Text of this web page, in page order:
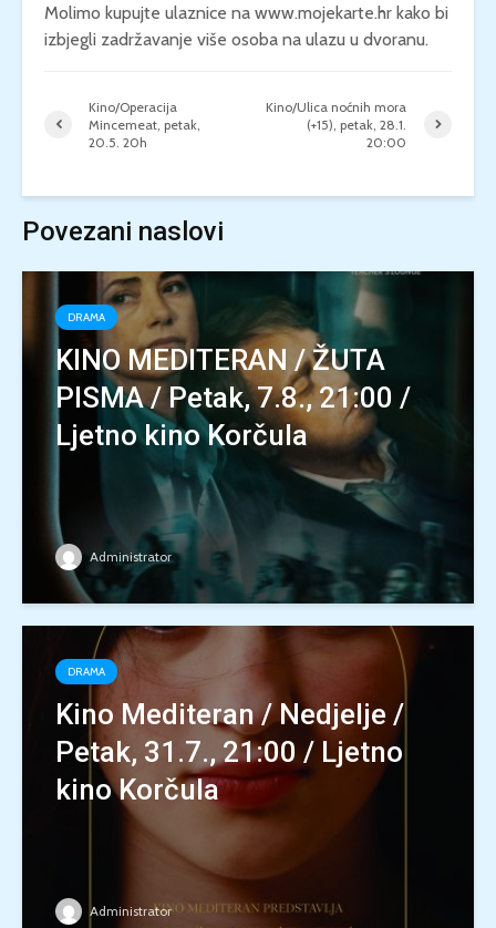
Molimo kupujte ulaznice na www.mojekarte.hr kako bi
izbjegli zadržavanje više osoba na ulazu u dvoranu.
Kino/Operacija
Mincemeat, petak,
20.5. 20h
Kino/Ulica noćnih mora
(+15), petak, 28.1.
20:00
Povezani naslovi
DRAMA
KINO MEDITERAN / ŽUTA
PISMA / Petak, 7.8., 21:00 /
Ljetno kino Korčula
Administrator
DRAMA
Kino Mediteran / Nedjelje /
Petak, 31.7., 21:00 / Ljetno
kino Korčula
Administrator